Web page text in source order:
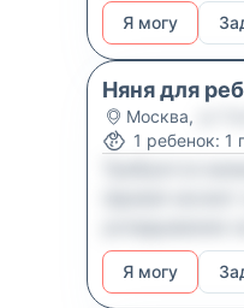
Я могу
Няня для
Москва,
1 ребенок: 1
готов
Я могу